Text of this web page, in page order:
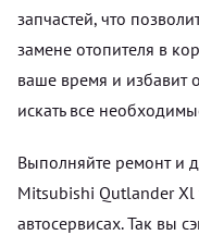
запчастей, что
замене отопителя в
ваше время и избавит
искать все
Выполняйте ремонт и
Mitsubishi Qutlander Xl
автосервисах. Так вы